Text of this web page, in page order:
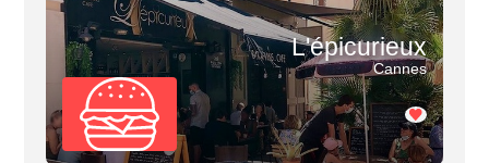
L'épicurieux
Cannes